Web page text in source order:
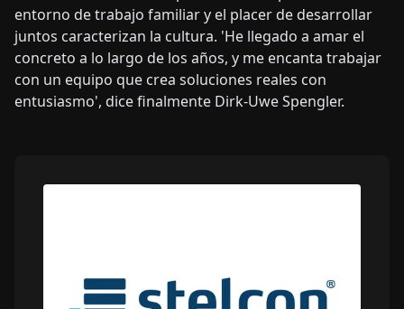
entorno de trabajo familiar y el placer de desarrollar
juntos caracterizan la cultura. 'He llegado a amar el
concreto a lo largo de los años, y me encanta trabajar
con un equipo que crea soluciones reales con
entusiasmo', dice finalmente Dirk-Uwe Spengler.